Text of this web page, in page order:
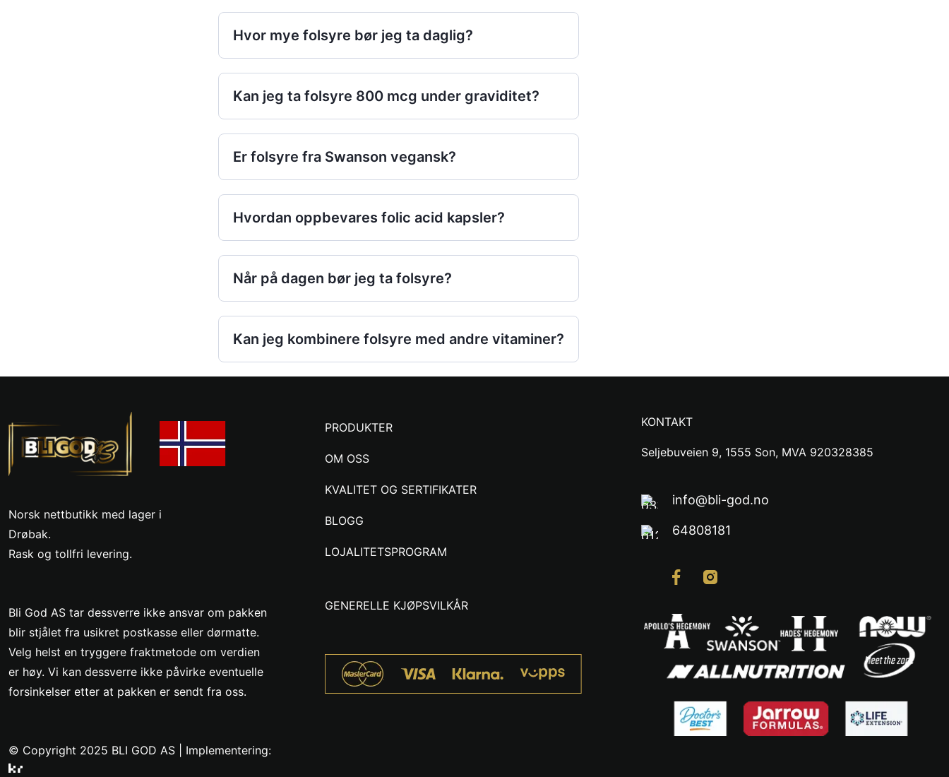
Hvor mye folsyre bør jeg ta daglig?
Kan jeg ta folsyre 800 mcg under graviditet?
Er folsyre fra Swanson vegansk?
Hvordan oppbevares folic acid kapsler?
Når på dagen bør jeg ta folsyre?
Kan jeg kombinere folsyre med andre vitaminer?
Norsk nettbutikk med lager i
Drøbak.
Rask og tollfri levering.
Bli God AS tar dessverre ikke ansvar om pakken
blir stjålet fra usikret postkasse eller dørmatte.
Velg helst en tryggere fraktmetode om verdien
er høy. Vi kan dessverre ikke påvirke eventuelle
forsinkelser etter at pakken er sendt fra oss.
© Copyright 2025 BLI GOD AS | Implementering:
PRODUKTER
OM OSS
KVALITET OG SERTIFIKATER
BLOGG
LOJALITETSPROGRAM
GENERELLE KJØPSVILKÅR
KONTAKT
Seljebuveien 9, 1555 Son, MVA 920328385
info@bli-god.no
64808181